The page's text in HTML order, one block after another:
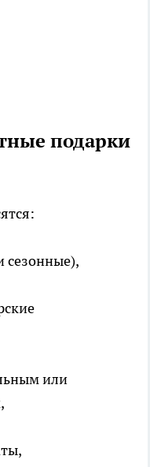
подарки
сезонные),
или